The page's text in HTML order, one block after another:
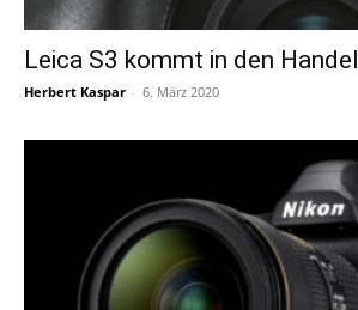
Leica S3 kommt in den Handel
Herbert Kaspar - 6. März 2020